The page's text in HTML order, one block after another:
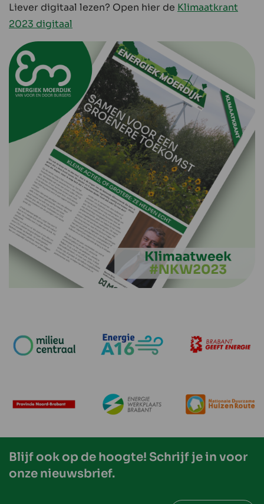
Liever digitaal lezen? Open hier de Klimaatkrant
2023 digitaal
Blijf ook op de hoogte! Schrijf je in voor
onze nieuwsbrief.